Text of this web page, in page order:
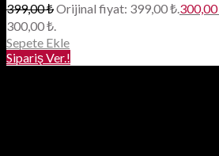
399,00₺Orijinal fiyat: 399,00 ₺.300,00
300,00 ₺.
Sepete Ekle
Sipariş Ver.!